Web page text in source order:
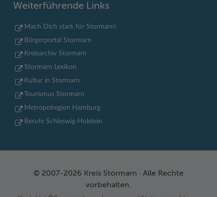
Weiterführende Links
Mach Dich stark für Stormarn!
Bürgerportal Stormarn
Kreisarchiv Stormarn
Stormarn Lexikon
Kultur in Stormarn
Tourismus Stormarn
Metropolregion Hamburg
Berufe Schleswig-Holstein
© 2007-2026 Kreis Stormarn · Alle Rechte
vorbehalten.